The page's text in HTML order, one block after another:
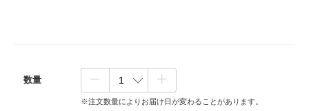
数量
※注文数量によりお届け日が変わることがあります。